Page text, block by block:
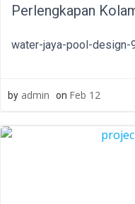
Perlengkapan
water-jaya-pool-design-
by admin on Feb 12